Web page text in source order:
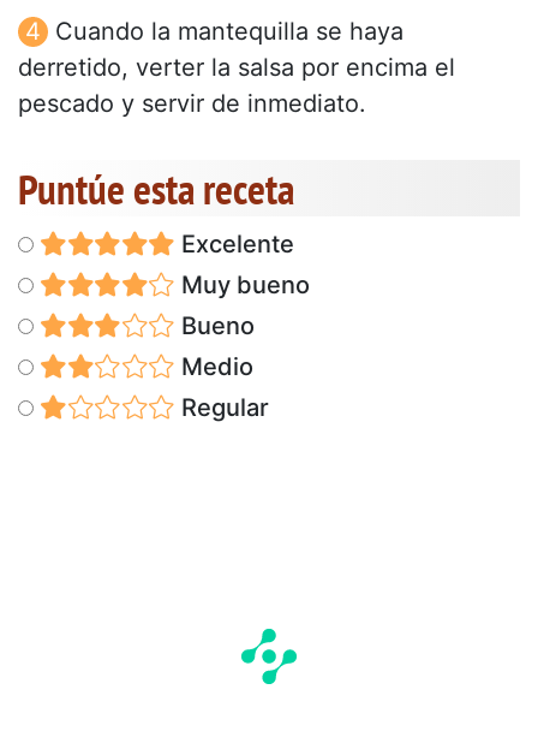
Cuando la mantequilla se haya
derretido, verter la salsa por encima el
pescado y servir de inmediato.
Puntúe esta receta
Excelente
Muy bueno
Bueno
Medio
Regular